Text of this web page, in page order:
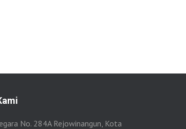
No. 284A Rejowinangun, Kota